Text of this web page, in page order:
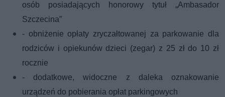
osób posiadających honorowy tytuł „Ambasador
Szczecina”
- obniżenie opłaty zryczałtowanej za parkowanie dla
rodziców i opiekunów dzieci (zegar) z 25 zł do 10 zł
rocznie
- dodatkowe, widoczne z daleka oznakowanie
urządzeń do pobierania opłat parkingowych